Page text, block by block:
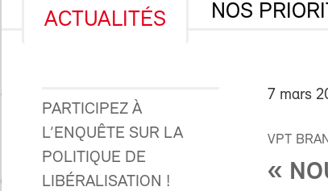
ACTUALITÉS NOS
PARTICIPEZ À
L’ENQUÊTE SUR LA
POLITIQUE DE
LIBÉRALISATION !
7 mars
VPT
«